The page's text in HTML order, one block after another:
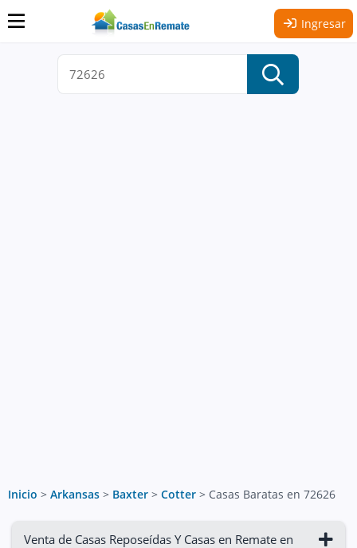
Ingresar
Inicio > Arkansas > Baxter > Cotter > Casas Baratas en 72626
Venta de Casas Reposeídas Y Casas en Remate en